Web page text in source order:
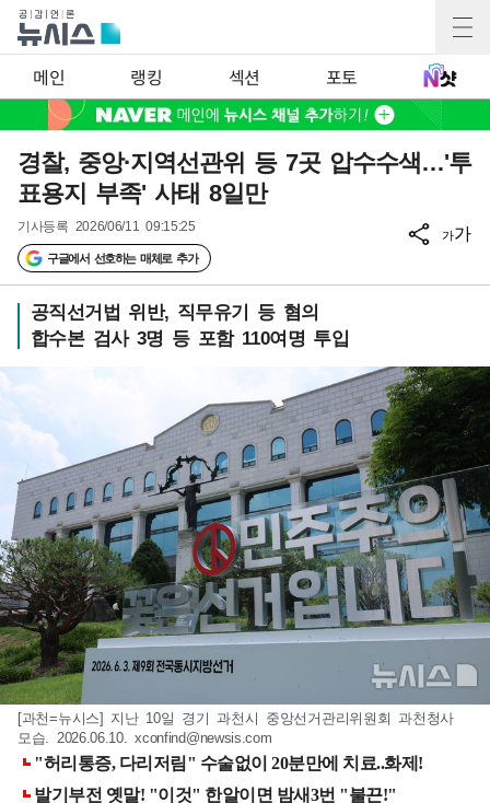
메인 랭킹 섹션 포토
경찰, 중앙·지역선관위 등 7곳 압수수색…'투
표용지 부족' 사태 8일만
기사등록 2026/06/11 09:15:25
구글에서 선호하는 매체로 추가
가가
공직선거법 위반, 직무유기 등 혐의
합수본 검사 3명 등 포함 110여명 투입
[과천=뉴시스] 지난 10일 경기 과천시 중앙선거관리위원회 과천청사
모습. 2026.06.10.xconfind@newsis.com